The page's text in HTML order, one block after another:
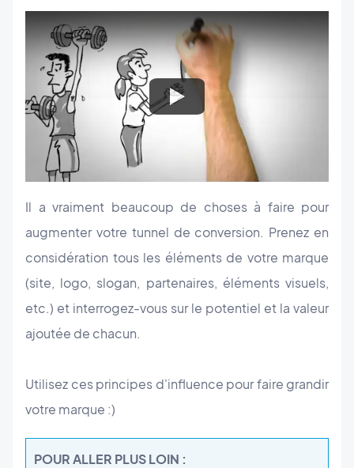
Il a vraiment beaucoup de choses à faire pour
augmenter votre tunnel de conversion. Prenez en
considération tous les éléments de votre marque
(site, logo, slogan, partenaires, éléments visuels,
etc.) et interrogez-vous sur le potentiel et la valeur
ajoutée de chacun.
Utilisez ces principes d'influence pour faire grandir
votre marque :)
POUR ALLER PLUS LOIN :